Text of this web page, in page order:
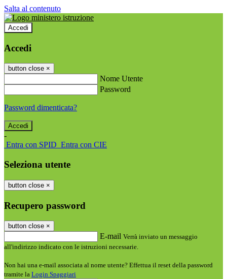
Salta al contenuto
Accedi
Accedi
button close ×
Nome Utente
Password
Password dimenticata?
-
Entra con SPID Entra con CIE
Seleziona utente
button close ×
Recupero password
button close ×
E-mail Verrà inviato un messaggio
all'indirizzo indicato con le istruzioni necessarie.
Non hai una e-mail associata al nome utente? Effettua il reset della password
tramite la Login Spaggiari